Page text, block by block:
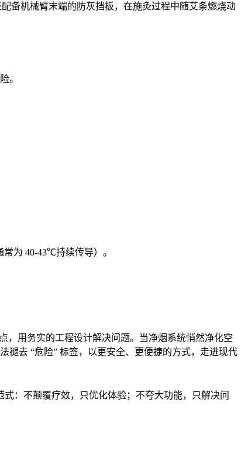
备机械臂末端的防灰挡板，在施灸过程中随艾条燃烧动
。
为 40-43℃持续传导）。
用务实的工程设计解决问题。当净烟系统悄然净化空
褪去 “危险” 标签，以更安全、更便捷的方式，走进现代
：不颠覆疗效，只优化体验；不夸大功能，只解决问